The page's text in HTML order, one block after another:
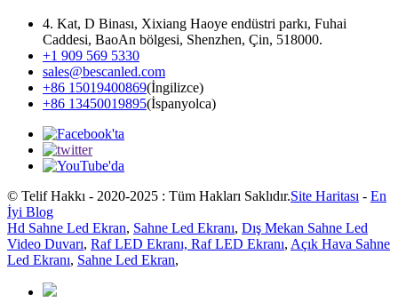
4. Kat, D Binası, Xixiang Haoye endüstri parkı, Fuhai
Caddesi, BaoAn bölgesi, Shenzhen, Çin, 518000.
+1 909 569 5330
sales@bescanled.com
+86 15019400869(İngilizce)
+86 13450019895(İspanyolca)
© Telif Hakkı - 2020-2025 : Tüm Hakları Saklıdır.Site Haritası - En
İyi Blog
Hd Sahne Led Ekran, Sahne Led Ekranı, Dış Mekan Sahne Led
Video Duvarı, Raf LED Ekranı, Raf LED Ekranı, Açık Hava Sahne
Led Ekranı, Sahne Led Ekran,